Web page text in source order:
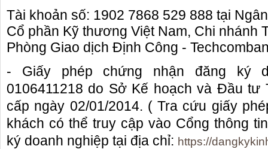
Tài khoản số: 1902 7868 529 888 tại
Cổ phần Kỹ thương Việt Nam, Chi nhánh
Phòng Giao dịch Định Công -
- Giấy phép chứng nhận đăng ký
0106411218 do Sở Kế hoạch và Đầu tư
cấp ngày 02/01/2014. ( Tra cứu giấy
khách có thể truy cập vào Cổng thông
ký doanh nghiệp tại địa chỉ: https://